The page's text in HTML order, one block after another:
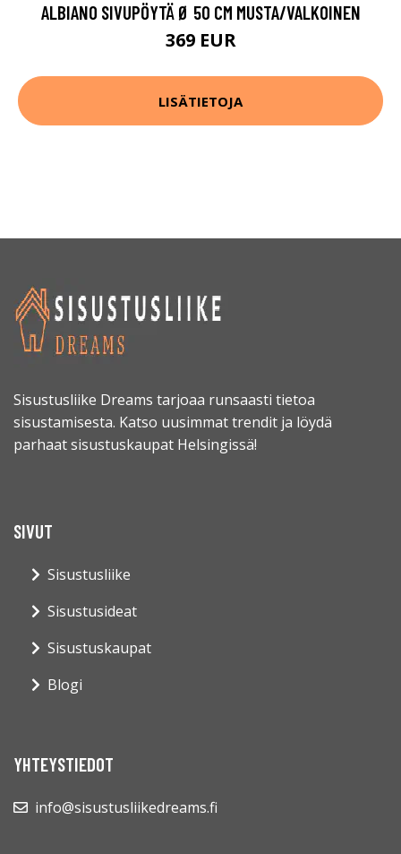
ALBIANO SIVUPÖYTÄ Ø 50 CM MUSTA/VALKOINEN
369 EUR
LISÄTIETOJA
Sisustusliike Dreams tarjoaa runsaasti tietoa
sisustamisesta. Katso uusimmat trendit ja löydä
parhaat sisustuskaupat Helsingissä!
SIVUT
Sisustusliike
Sisustusideat
Sisustuskaupat
Blogi
YHTEYSTIEDOT
info@sisustusliikedreams.fi